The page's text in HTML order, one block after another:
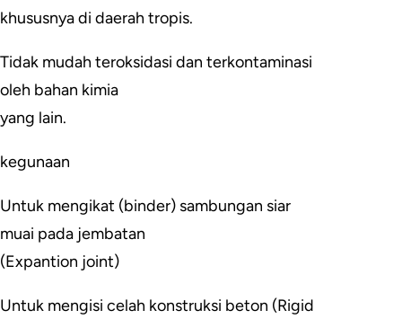
khususnya di daerah tropis.
Tidak mudah teroksidasi dan terkontaminasi
oleh bahan kimia
yang lain.
kegunaan
Untuk mengikat (binder) sambungan siar
muai pada jembatan
(Expantion joint)
Untuk mengisi celah konstruksi beton (Rigid